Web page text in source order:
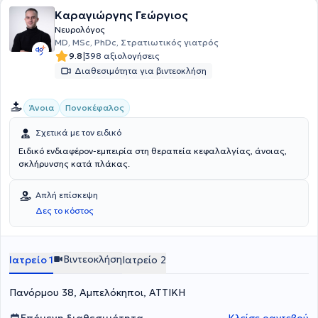
Καραγιώργης Γεώργιος
Νευρολόγος
MD, MSc, PhDc, Στρατιωτικός γιατρός
9.8|398 αξιολογήσεις
Διαθεσιμότητα για βιντεοκλήση
Άνοια Πονοκέφαλος
Σχετικά με τον ειδικό
Ειδικό ενδιαφέρον-εμπειρία στη θεραπεία κεφαλαλγίας, άνοιας,
σκλήρυνσης κατά πλάκας.
Απλή επίσκεψη
Δες το κόστος
Ιατρείο 1 ΒιντεοκλήσηΙατρείο 2
Πανόρμου 38, Αμπελόκηποι, ΑΤΤΙΚΗ